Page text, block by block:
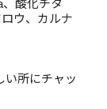
酸化チタ
ウ、カルナ
い所にチャッ